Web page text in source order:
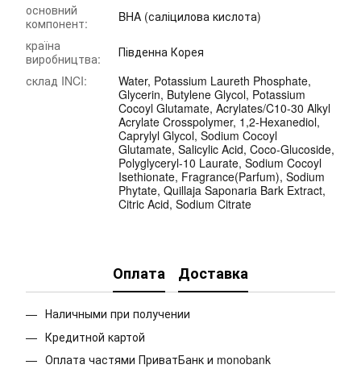
основний
компонент:
BHA (саліцилова кислота)
країна
виробництва:
Південна Корея
склад INCI:
Water, Potassium Laureth Phosphate,
Glycerin, Butylene Glycol, Potassium
Cocoyl Glutamate, Acrylates/C10-30 Alkyl
Acrylate Crosspolymer, 1,2-Hexanediol,
Caprylyl Glycol, Sodium Cocoyl
Glutamate, Salicylic Acid, Coco-Glucoside,
Polyglyceryl-10 Laurate, Sodium Cocoyl
Isethionate, Fragrance(Parfum), Sodium
Phytate, Quillaja Saponaria Bark Extract,
Citric Acid, Sodium Citrate
Оплата Доставка
Наличными при получении
Кредитной картой
Оплата частями ПриватБанк и monobank